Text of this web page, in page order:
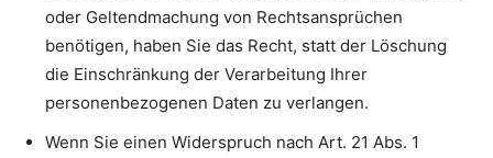
oder Geltendmachung von Rechtsansprüchen
benötigen, haben Sie das Recht, statt der Löschung
die Einschränkung der Verarbeitung Ihrer
personenbezogenen Daten zu verlangen.
Wenn Sie einen Widerspruch nach Art. 21 Abs. 1